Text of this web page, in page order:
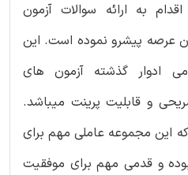
به ارائه سوالات آزمون
عرصه پیشرو نموده است. این
ادوار گذشته آزمون های
و قابلیت پرینت میباشد.
که این مجموعه عاملی مهم برای
و قدمی مهم برای موفقیت